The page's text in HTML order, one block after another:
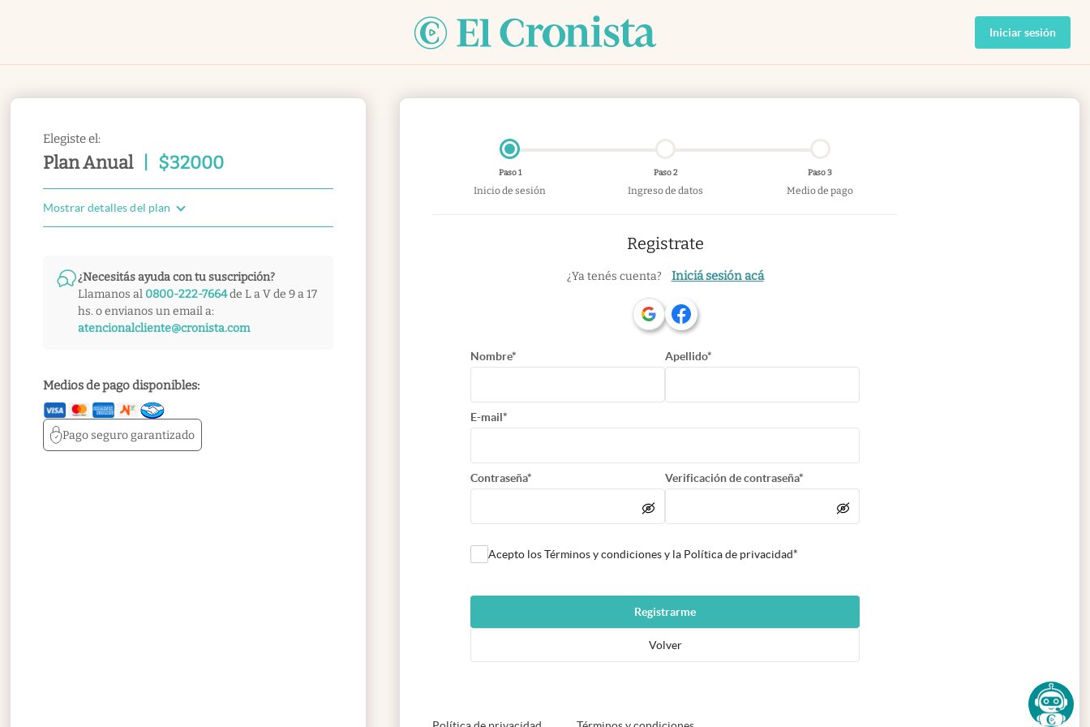
Iniciar sesión
Elegiste el:
Plan Anual $32000
Mostrar detalles del plan
¿Necesitás ayuda con tu suscripción?
Llamanos al 0800-222-7664de L a V de 9 a 17
hs. o envianos un email a:
atencionalcliente@cronista.com
Medios de pago disponibles:
Pago segurogarantizado
Paso 1
Inicio de sesión
Paso 2
Ingreso de datos
Paso 3
Medio de pago
Registrate
¿Ya tenés cuenta? Iniciá sesión acá
Nombre* Apellido*
E-mail*
Contraseña* Verificación de contraseña*
Acepto los Términos y condiciones y la Política de privacidad*
Registrarme
Volver